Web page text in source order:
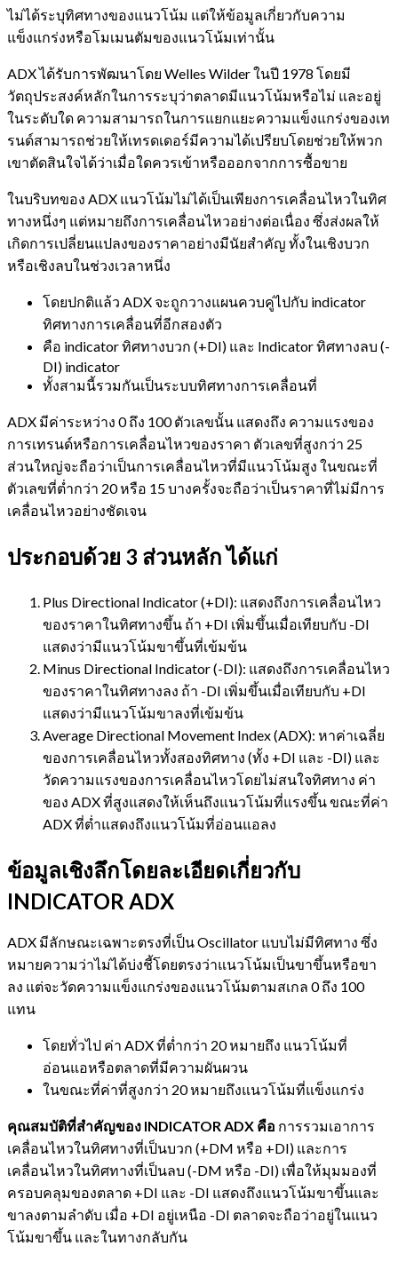
ไม่ได้ระบุทิศทางของแนวโน้ม แต่ให้ข้อมูลเกี่ยวกับความ
แข็งแกร่งหรือโมเมนตัมของแนวโน้มเท่านั้น
ADX ได้รับการพัฒนาโดย Welles Wilder ในปี 1978 โดยมี
วัตถุประสงค์หลักในการระบุว่าตลาดมีแนวโน้มหรือไม่ และอยู่
ในระดับใด ความสามารถในการแยกแยะความแข็งแกร่งของเท
รนด์สามารถช่วยให้เทรดเดอร์มีความได้เปรียบโดยช่วยให้พวก
เขาตัดสินใจได้ว่าเมื่อใดควรเข้าหรือออกจากการซื้อขาย
ในบริบทของ ADX แนวโน้มไม่ได้เป็นเพียงการเคลื่อนไหวในทิศ
ทางหนึ่งๆ แต่หมายถึงการเคลื่อนไหวอย่างต่อเนื่อง ซึ่งส่งผลให้
เกิดการเปลี่ยนแปลงของราคาอย่างมีนัยสำคัญ ทั้งในเชิงบวก
หรือเชิงลบในช่วงเวลาหนึ่ง
โดยปกติแล้ว ADX จะถูกวางแผนควบคู่ไปกับ indicator
ทิศทางการเคลื่อนที่อีกสองตัว
คือ indicator ทิศทางบวก (+DI) และ Indicator ทิศทางลบ (-
DI) indicator
ทั้งสามนี้รวมกันเป็นระบบทิศทางการเคลื่อนที่
ADX มีค่าระหว่าง 0 ถึง 100 ตัวเลขนั้น แสดงถึง ความแรงของ
การเทรนด์หรือการเคลื่อนไหวของราคา ตัวเลขที่สูงกว่า 25
ส่วนใหญ่จะถือว่าเป็นการเคลื่อนไหวที่มีแนวโน้มสูง ในขณะที่
ตัวเลขที่ต่ำกว่า 20 หรือ 15 บางครั้งจะถือว่าเป็นราคาที่ไม่มีการ
เคลื่อนไหวอย่างชัดเจน
ประกอบด้วย 3 ส่วนหลัก ได้แก่
Plus Directional Indicator (+DI): แสดงถึงการเคลื่อนไหว
ของราคาในทิศทางขึ้น ถ้า +DI เพิ่มขึ้นเมื่อเทียบกับ -DI
แสดงว่ามีแนวโน้มขาขึ้นที่เข้มข้น
Minus Directional Indicator (-DI): แสดงถึงการเคลื่อนไหว
ของราคาในทิศทางลง ถ้า -DI เพิ่มขึ้นเมื่อเทียบกับ +DI
แสดงว่ามีแนวโน้มขาลงที่เข้มข้น
Average Directional Movement Index (ADX): หาค่าเฉลี่ย
ของการเคลื่อนไหวทั้งสองทิศทาง (ทั้ง +DI และ -DI) และ
วัดความแรงของการเคลื่อนไหวโดยไม่สนใจทิศทาง ค่า
ของ ADX ที่สูงแสดงให้เห็นถึงแนวโน้มที่แรงขึ้น ขณะที่ค่า
ADX ที่ต่ำแสดงถึงแนวโน้มที่อ่อนแอลง
ข้อมูลเชิงลึกโดยละเอียดเกี่ยวกับ
INDICATOR ADX
ADX มีลักษณะเฉพาะตรงที่เป็น Oscillator แบบไม่มีทิศทาง ซึ่ง
หมายความว่าไม่ได้บ่งชี้โดยตรงว่าแนวโน้มเป็นขาขึ้นหรือขา
ลง แต่จะวัดความแข็งแกร่งของแนวโน้มตามสเกล 0 ถึง 100
แทน
โดยทั่วไป ค่า ADX ที่ต่ำกว่า 20 หมายถึง แนวโน้มที่
อ่อนแอหรือตลาดที่มีความผันผวน
ในขณะที่ค่าที่สูงกว่า 20 หมายถึงแนวโน้มที่แข็งแกร่ง
คุณสมบัติที่สำคัญของ INDICATOR ADX คือ การรวมเอาการ
เคลื่อนไหวในทิศทางที่เป็นบวก (+DM หรือ +DI) และการ
เคลื่อนไหวในทิศทางที่เป็นลบ (-DM หรือ -DI) เพื่อให้มุมมองที่
ครอบคลุมของตลาด +DI และ -DI แสดงถึงแนวโน้มขาขึ้นและ
ขาลงตามลำดับ เมื่อ +DI อยู่เหนือ -DI ตลาดจะถือว่าอยู่ในแนว
โน้มขาขึ้น และในทางกลับกัน